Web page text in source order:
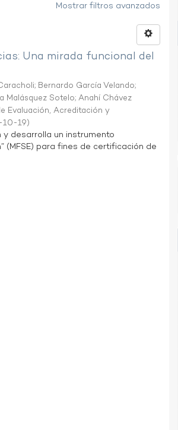
Mostrar filtros avanzados
Una mirada funcional del
; Bernardo García Velando;
Malásquez Sotelo;Anahí Chávez
Evaluación, Acreditación y
10-19)
desarrolla un instrumento
(MFSE) para fines de certificación de